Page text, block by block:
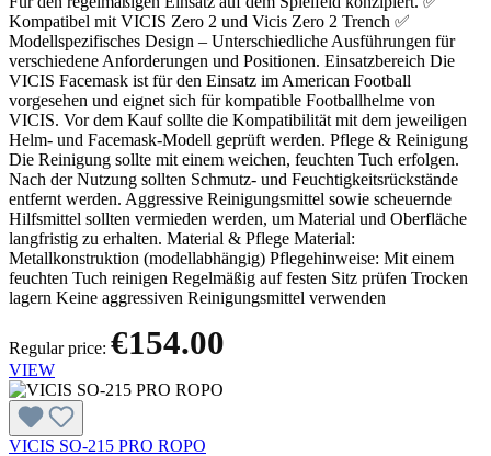
Kompatibel mit VICIS Zero 2 und Vicis Zero 2 Trench ✅
Modellspezifisches Design – Unterschiedliche Ausführungen für
verschiedene Anforderungen und Positionen. Einsatzbereich Die
VICIS Facemask ist für den Einsatz im American Football
vorgesehen und eignet sich für kompatible Footballhelme von
VICIS. Vor dem Kauf sollte die Kompatibilität mit dem jeweiligen
Helm- und Facemask-Modell geprüft werden. Pflege & Reinigung
Die Reinigung sollte mit einem weichen, feuchten Tuch erfolgen.
Nach der Nutzung sollten Schmutz- und Feuchtigkeitsrückstände
entfernt werden. Aggressive Reinigungsmittel sowie scheuernde
Hilfsmittel sollten vermieden werden, um Material und Oberfläche
langfristig zu erhalten. Material & Pflege Material:
Metallkonstruktion (modellabhängig) Pflegehinweise: Mit einem
feuchten Tuch reinigen Regelmäßig auf festen Sitz prüfen Trocken
lagern Keine aggressiven Reinigungsmittel verwenden
Regular price: €154.00
VIEW
VICIS SO-215 PRO ROPO